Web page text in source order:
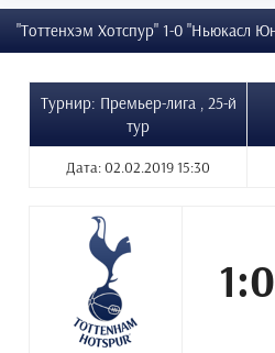
"Тоттенхэм Хотспур" 1-0 "Ньюкасл
Турнир: Премьер-лига , 25-й
тур
Дата: 02.02.2019 15:30
1:0